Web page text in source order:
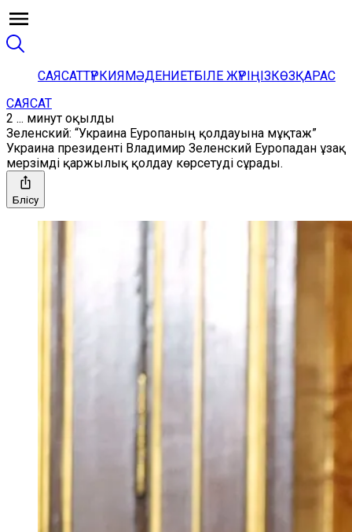
САЯСАТТҮРКИЯМӘДЕНИЕТБІЛЕ ЖҮРІҢІЗКӨЗҚАРАС
САЯСАТ
2 ... минут оқылды
Зеленский: “Украина Еуропаның қолдауына мұқтаж”
Украина президенті Владимир Зеленский Еуропадан ұзақ
мерзімді қаржылық қолдау көрсетуді сұрады.
Бөлісу